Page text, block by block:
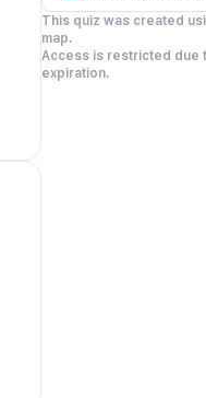
This quiz was created
map.
Access is restricted due
expiration.